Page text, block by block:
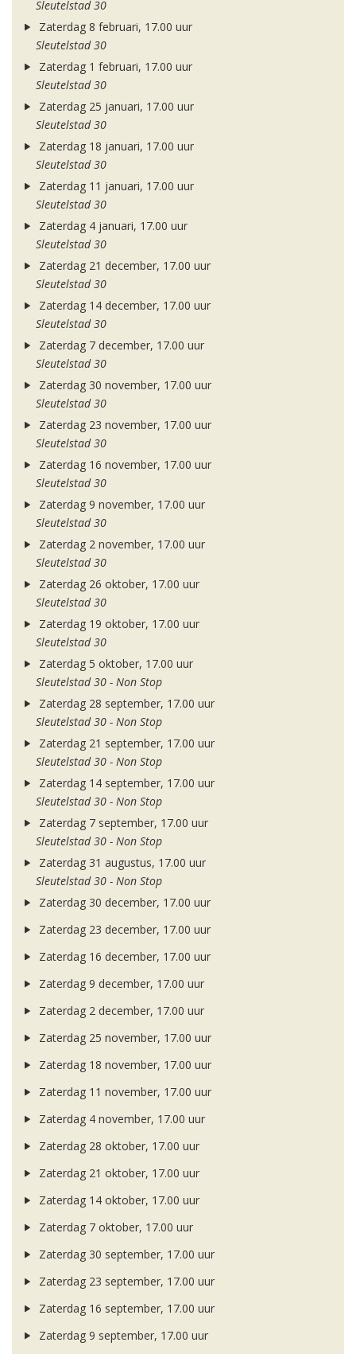
Sleutelstad 30
Zaterdag 8 februari, 17.00 uur
Sleutelstad 30
Zaterdag 1 februari, 17.00 uur
Sleutelstad 30
Zaterdag 25 januari, 17.00 uur
Sleutelstad 30
Zaterdag 18 januari, 17.00 uur
Sleutelstad 30
Zaterdag 11 januari, 17.00 uur
Sleutelstad 30
Zaterdag 4 januari, 17.00 uur
Sleutelstad 30
Zaterdag 21 december, 17.00 uur
Sleutelstad 30
Zaterdag 14 december, 17.00 uur
Sleutelstad 30
Zaterdag 7 december, 17.00 uur
Sleutelstad 30
Zaterdag 30 november, 17.00 uur
Sleutelstad 30
Zaterdag 23 november, 17.00 uur
Sleutelstad 30
Zaterdag 16 november, 17.00 uur
Sleutelstad 30
Zaterdag 9 november, 17.00 uur
Sleutelstad 30
Zaterdag 2 november, 17.00 uur
Sleutelstad 30
Zaterdag 26 oktober, 17.00 uur
Sleutelstad 30
Zaterdag 19 oktober, 17.00 uur
Sleutelstad 30
Zaterdag 5 oktober, 17.00 uur
Sleutelstad 30 - Non Stop
Zaterdag 28 september, 17.00 uur
Sleutelstad 30 - Non Stop
Zaterdag 21 september, 17.00 uur
Sleutelstad 30 - Non Stop
Zaterdag 14 september, 17.00 uur
Sleutelstad 30 - Non Stop
Zaterdag 7 september, 17.00 uur
Sleutelstad 30 - Non Stop
Zaterdag 31 augustus, 17.00 uur
Sleutelstad 30 - Non Stop
Zaterdag 30 december, 17.00 uur
Zaterdag 23 december, 17.00 uur
Zaterdag 16 december, 17.00 uur
Zaterdag 9 december, 17.00 uur
Zaterdag 2 december, 17.00 uur
Zaterdag 25 november, 17.00 uur
Zaterdag 18 november, 17.00 uur
Zaterdag 11 november, 17.00 uur
Zaterdag 4 november, 17.00 uur
Zaterdag 28 oktober, 17.00 uur
Zaterdag 21 oktober, 17.00 uur
Zaterdag 14 oktober, 17.00 uur
Zaterdag 7 oktober, 17.00 uur
Zaterdag 30 september, 17.00 uur
Zaterdag 23 september, 17.00 uur
Zaterdag 16 september, 17.00 uur
Zaterdag 9 september, 17.00 uur